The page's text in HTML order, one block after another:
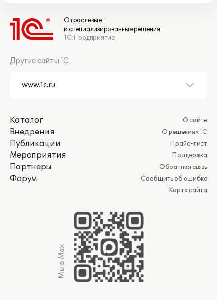
Отраслевые
и специализированные решения
1С:Предприятие
Другие сайты 1С
Каталог
Внедрения
Публикации
Мероприятия
Партнеры
Форум
О сайте
О решениях 1С
Прайс-лист
Поддержка
Обратная связь
Сообщить об ошибке
Карта сайта
Мы в Max